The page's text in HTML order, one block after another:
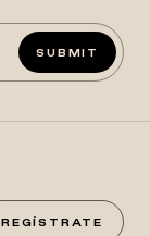
SUBMIT
REGÍSTRATE